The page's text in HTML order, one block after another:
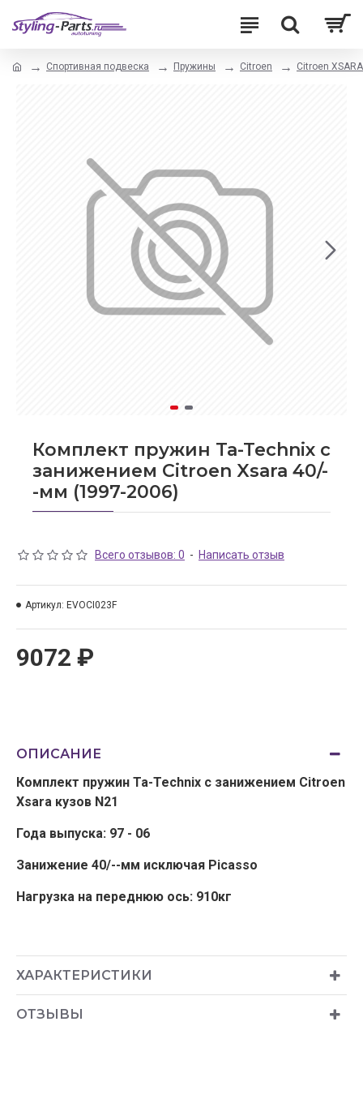
Спортивная подвеска Пружины Citroen Citroen
Комплект пружин Ta-Technix с
занижением Citroen Xsara 40/-
-мм (1997-2006)
Всего отзывов: 0 - Написать отзыв
9072 ₽
Артикул: EVOCI023F
ОПИСАНИЕ
Комплект пружин Ta-Technix с занижением Citroen
Xsara кузов N21
Года выпуска: 97 - 06
Занижение 40/--мм исключая Picasso
Нагрузка на переднюю ось: 910кг
ХАРАКТЕРИСТИКИ
ОТЗЫВЫ